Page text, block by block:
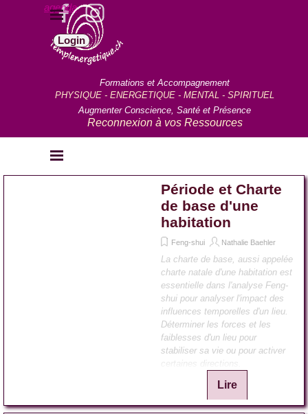
Aller au contenu
agenda
Sauter le menu
Login
Formations et Accompagnement
PHYSIQUE - ENERGETIQUE - MENTAL - SPIRITUEL
Augmenter Conscience, Santé et Présence
Reconnexion à vos Ressources
Sauter le menu
Période et Charte
de base d'une
habitation
Feng-shui Nathalie Baehler
La charte de base, aussi appelée
charte natale d'une habitation est
essentielle dans l'analyse Feng-
shui pour analyser l'impact des
influences temporelles d'un lieu.
Déterminer les forces et les
faiblesses d'un lieu pour
stabiliser sa vie ou pour activer
certaines directions.
Lire